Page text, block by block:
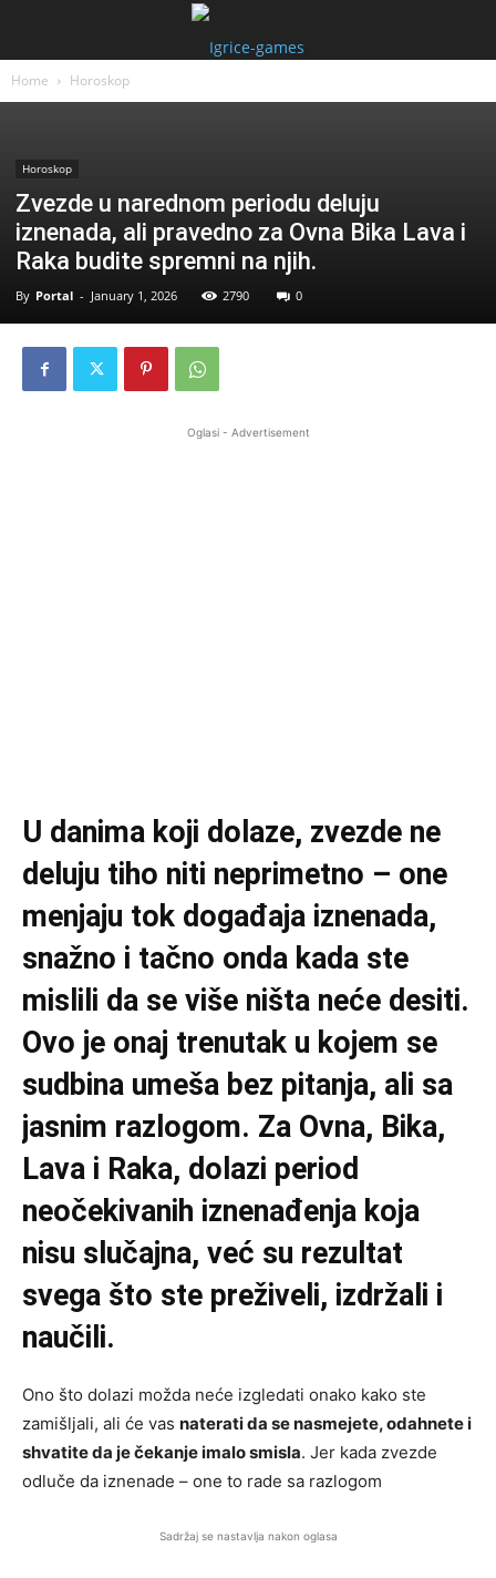
Home Horoskop
Horoskop
Zvezde u narednom periodu deluju
iznenada, ali pravedno za Ovna Bika Lava i
Raka budite spremni na njih.
By Portal - January 1, 2026 2790 0
Oglasi - Advertisement
U danima koji dolaze, zvezde ne
deluju tiho niti neprimetno – one
menjaju tok događaja iznenada,
snažno i tačno onda kada ste
mislili da se više ništa neće desiti.
Ovo je onaj trenutak u kojem se
sudbina umeša bez pitanja, ali sa
jasnim razlogom. Za Ovna, Bika,
Lava i Raka, dolazi period
neočekivanih iznenađenja koja
nisu slučajna, već su rezultat
svega što ste preživeli, izdržali i
naučili.
Ono što dolazi možda neće izgledati onako kako ste
zamišljali, ali će vas naterati da se nasmejete, odahnete i
shvatite da je čekanje imalo smisla. Jer kada zvezde
odluče da iznenade – one to rade sa razlogom
Sadržaj se nastavlja nakon oglasa